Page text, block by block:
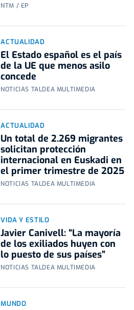
NTM / EP
ACTUALIDAD
El Estado español es el país
de la UE que menos asilo
concede
NOTICIAS TALDEA MULTIMEDIA
ACTUALIDAD
Un total de 2.269 migrantes
solicitan protección
internacional en Euskadi en
el primer trimestre de 2025
NOTICIAS TALDEA MULTIMEDIA
VIDA Y ESTILO
Javier Canivell: “La mayoría
de los exiliados huyen con
lo puesto de sus países”
NOTICIAS TALDEA MULTIMEDIA
MUNDO